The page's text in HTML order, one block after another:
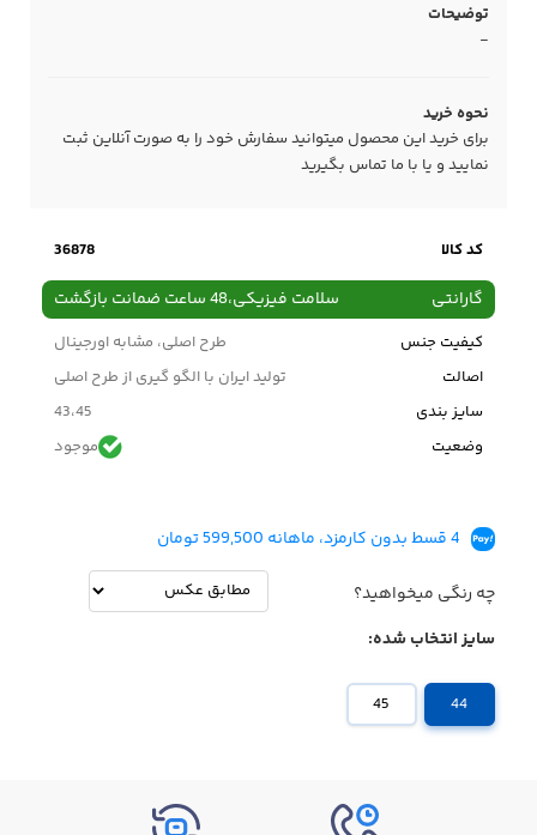
توضیحات
-
نحوه خرید
برای خرید این محصول میتوانید سفارش خود را به صورت آنلاین ثبت
نمایید و یا با ما تماس بگیرید
کد کالا 36878
گارانتی سلامت فیزیکی،48 ساعت ضمانت بازگشت
کیفیت جنس
طرح اصلی، مشابه اورجینال
اصالت
تولید ایران با الگو گیری از طرح اصلی
سایز بندی
43،45
وضعیت
موجود
4 قسط بدون کارمزد، ماهانه 599,500 تومان
چه رنگی میخواهید؟
سایز انتخاب شده:
44
45